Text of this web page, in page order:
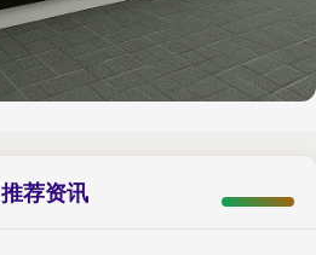
推荐资讯